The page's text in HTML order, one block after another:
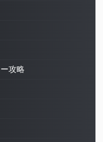
攻略